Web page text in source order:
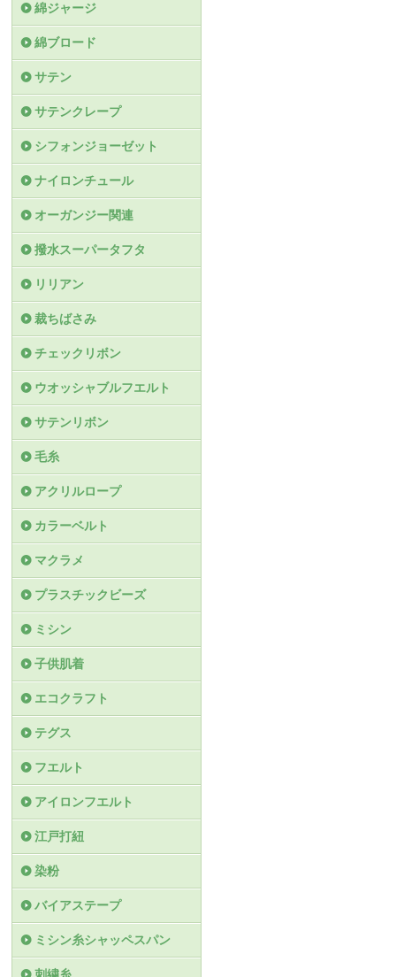
綿ジャージ
綿ブロード
サテン
サテンクレープ
シフォンジョーゼット
ナイロンチュール
オーガンジー関連
撥水スーパータフタ
リリアン
裁ちばさみ
チェックリボン
ウオッシャブルフエルト
サテンリボン
毛糸
アクリルロープ
カラーベルト
マクラメ
プラスチックビーズ
ミシン
子供肌着
エコクラフト
テグス
フエルト
アイロンフエルト
江戸打紐
染粉
バイアステープ
ミシン糸シャッペスパン